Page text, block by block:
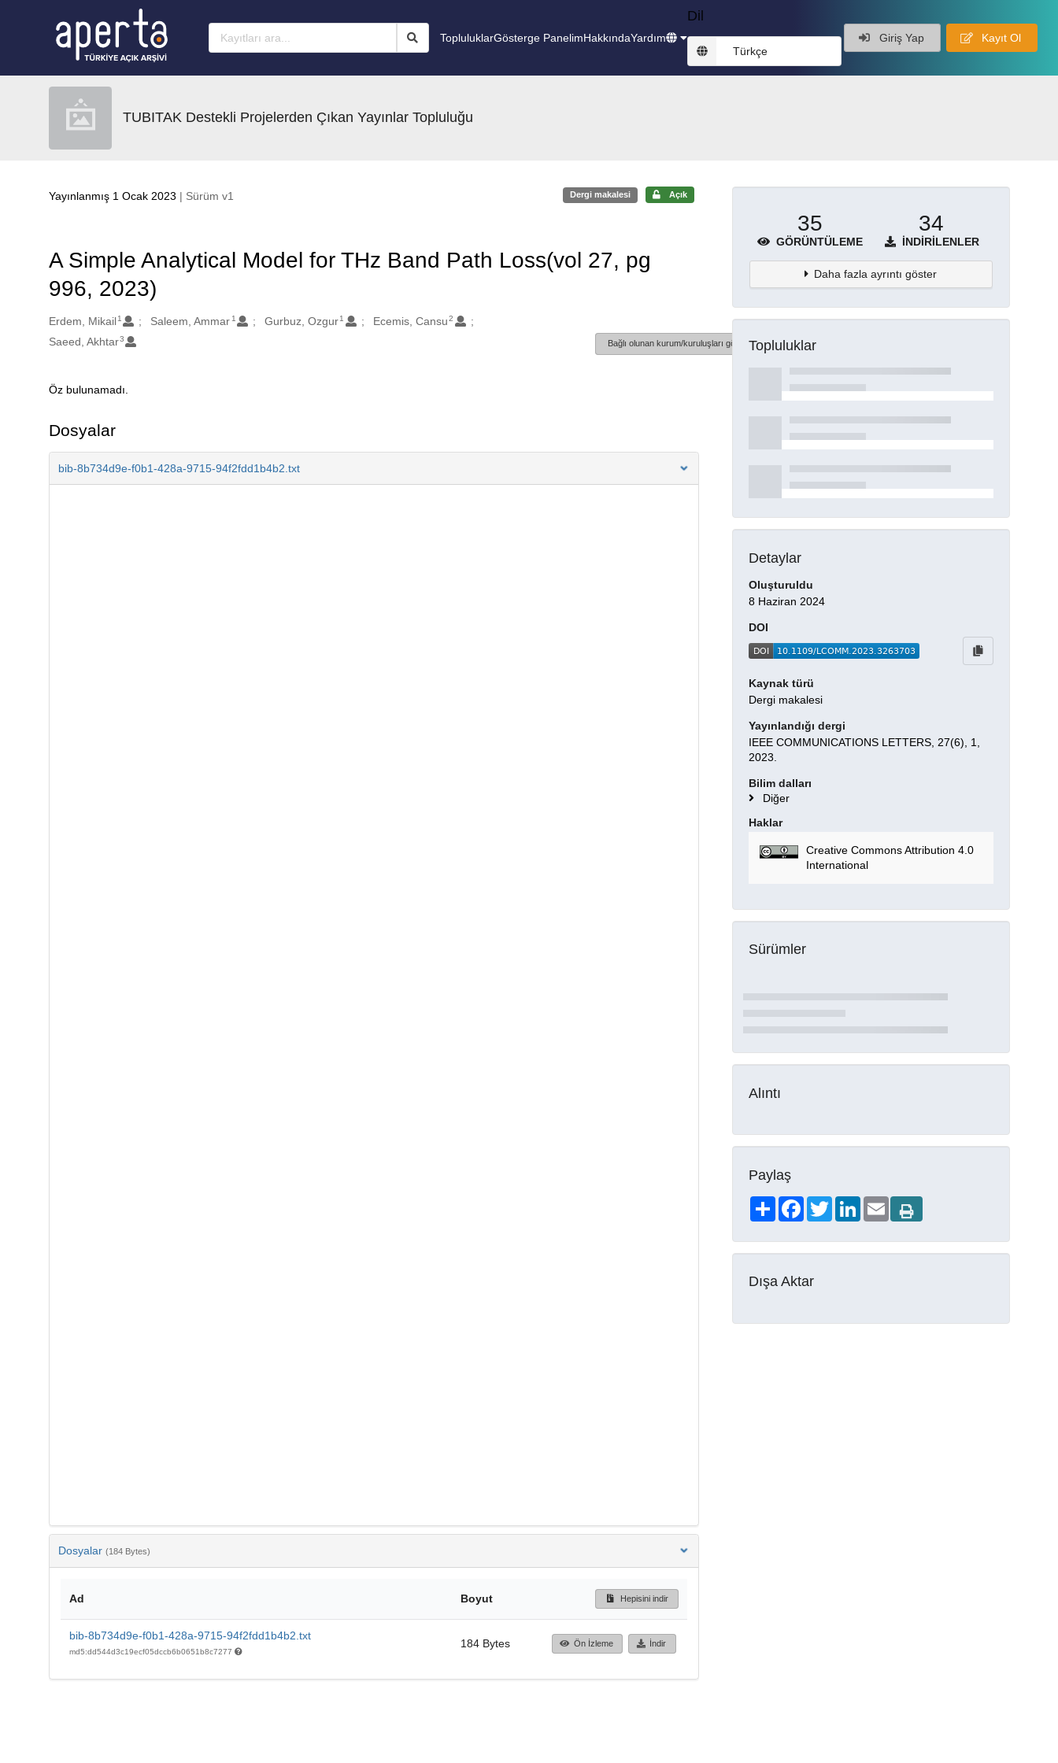
TopluluklarGösterge PanelimHakkındaYardım
Dil
Türkçe
Giriş Yap Kayıt Ol
TUBITAK Destekli Projelerden Çıkan Yayınlar Topluluğu
Yayınlanmış 1 Ocak 2023 | Sürüm v1 Dergi makalesi Açık
A Simple Analytical Model for THz Band Path Loss(vol 27, pg
996, 2023)
Oluşturanlar
Erdem, Mikail 1 Saleem, Ammar 1 Gurbuz, Ozgur1 Ecemis, Cansu 2
Saeed, Akhtar3 Bağlı olunan kurum/kuruluşları göster
Açıklama
Öz bulunamadı.
Dosyalar
bib-8b734d9e-f0b1-428a-9715-94f2fdd1b4b2.txt
Dosyalar (184 Bytes)
Ad Boyut Hepisini indir
bib-8b734d9e-f0b1-428a-9715-94f2fdd1b4b2.txt
md5:dd544d3c19ecf05dccb6b0651b8c7277
184 Bytes Ön İzleme İndir
35
GÖRÜNTÜLEME
34
İNDIRILENLER
Daha fazla ayrıntı göster
Topluluklar
Detaylar
Oluşturuldu
8 Haziran 2024
DOI
Kaynak türü
Dergi makalesi
Yayınlandığı dergi
IEEE COMMUNICATIONS LETTERS, 27(6), 1,
2023.
Bilim dalları
Diğer
Haklar
Creative Commons Attribution 4.0
International
Sürümler
Alıntı
Paylaş
ShareFacebook
TwitterLinkedIn
Email
Dışa Aktar